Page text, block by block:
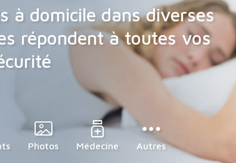
à domicile dans diverses
répondent à toutes vos
Photos Médecine Autres